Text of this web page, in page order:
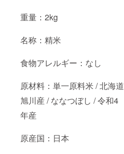
重量：2kg
名称：精米
食物アレルギー：なし
原材料：単一原料米 / 北海道
旭川産 / ななつぼし / 令和4
年産
原産国：日本